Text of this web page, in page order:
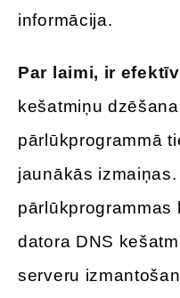
informācija.
Par laimi, ir
kešatmiņu
pārlūkprogrammā
jaunākās
pārlūkprogrammas
datora DNS
serveru